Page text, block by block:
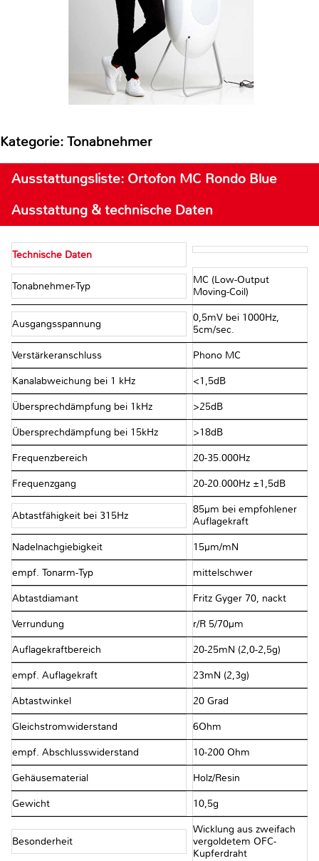
Kategorie: Tonabnehmer
Ausstattungsliste: Ortofon MC Rondo Blue
Ausstattung & technische Daten
Technische Daten
Tonabnehmer-Typ
MC (Low-Output
Moving-Coil)
Ausgangsspannung
0,5mV bei 1000Hz,
5cm/sec.
Verstärkeranschluss Phono MC
Kanalabweichung bei 1 kHz <1,5dB
Übersprechdämpfung bei 1kHz >25dB
Übersprechdämpfung bei 15kHz >18dB
Frequenzbereich 20-35.000Hz
Frequenzgang 20-20.000Hz ±1,5dB
Abtastfähigkeit bei 315Hz
85µm bei empfohlener
Auflagekraft
Nadelnachgiebigkeit 15µm/mN
empf. Tonarm-Typ mittelschwer
Abtastdiamant Fritz Gyger 70, nackt
Verrundung r/R 5/70µm
Auflagekraftbereich 20-25mN (2,0-2,5g)
empf. Auflagekraft 23mN (2,3g)
Abtastwinkel 20 Grad
Gleichstromwiderstand 6Ohm
empf. Abschlusswiderstand 10-200 Ohm
Gehäusematerial Holz/Resin
Gewicht 10,5g
Besonderheit
Wicklung aus zweifach
vergoldetem OFC-
Kupferdraht